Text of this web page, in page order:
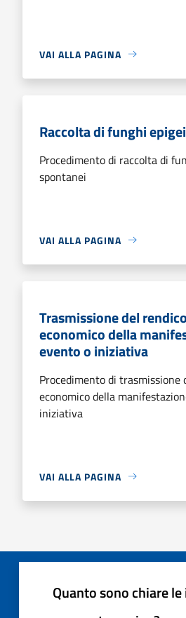
VAI ALLA PAGINA
Raccolta di funghi
Procedimento di raccolta di
spontanei
VAI ALLA PAGINA
Trasmissione del
economico della
evento o iniziativa
Procedimento di trasmissione
economico della
iniziativa
VAI ALLA PAGINA
Quanto sono chiare